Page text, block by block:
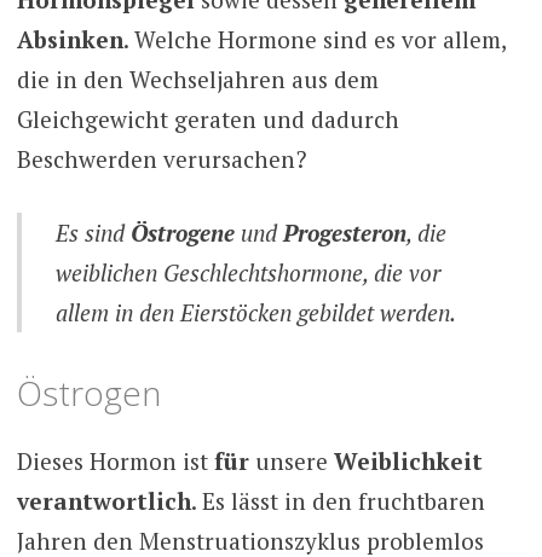
Absinken. Welche Hormone sind es vor allem,
die in den Wechseljahren aus dem
Gleichgewicht geraten und dadurch
Beschwerden verursachen?
Es sind Östrogene undProgesteron, die
weiblichen Geschlechtshormone, die vor
allem in den Eierstöcken gebildet werden.
Östrogen
Dieses Hormon ist fürunsere Weiblichkeit
verantwortlich. Es lässt in den fruchtbaren
Jahren den Menstruationszyklus problemlos